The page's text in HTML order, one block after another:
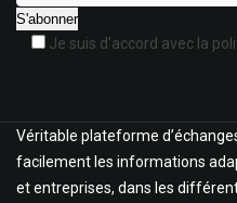
Je suis d'accord avec la
Véritable plateforme
facilement les informations
et entreprises, dans les